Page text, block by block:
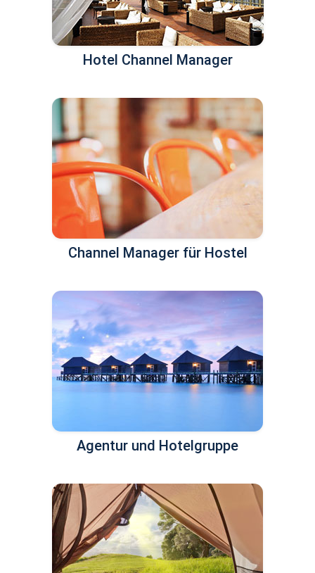
Hotel Channel Manager
Channel Manager für Hostel
Agentur und Hotelgruppe